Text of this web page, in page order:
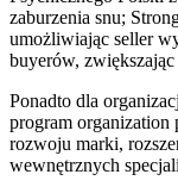
zaburzenia snu;
umożliwiając seller
buyerów,
Ponadto dla
program organization
rozwoju marki,
wewnętrznych